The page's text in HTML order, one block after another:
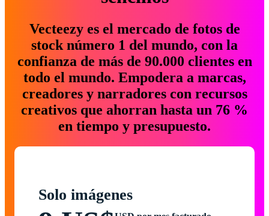
Vecteezy es el mercado de fotos de
stock número 1 del mundo, con la
confianza de más de 90.000 clientes en
todo el mundo. Empodera a marcas,
creadores y narradores con recursos
creativos que ahorran hasta un 76 %
en tiempo y presupuesto.
Solo imágenes